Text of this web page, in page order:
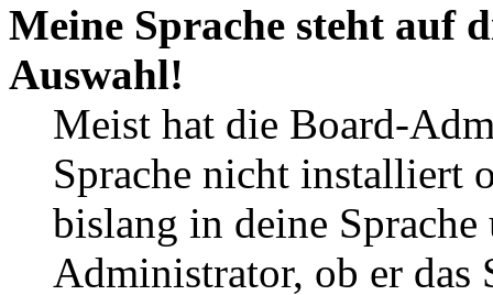
Meine Sprache steht auf
Auswahl!
Meist hat die Board-
Sprache nicht installiert
bislang in deine
Administrator, ob er das